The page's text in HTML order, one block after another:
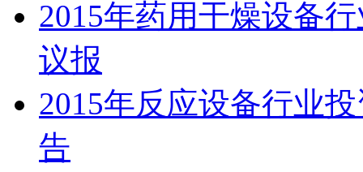
2015年药用干燥设备
议报
2015年反应设备行业
告